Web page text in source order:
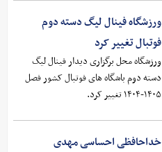
ورزشگاه فینال لیگ دسته دوم
فوتبال تغییر کرد
ورزشگاه محل برگزاری دیدار فینال لیگ
دسته دوم باشگاه های فوتبال کشور فصل
۱۴۰۵-۱۴۰۴ تغییر کرد.
خداحافظی احساسی مهدی